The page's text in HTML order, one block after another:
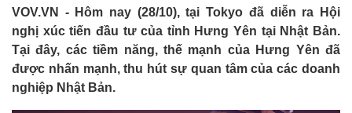
Việc làm
Biển đảo
VOV.VN - Hôm nay (28/10), tại Tokyo đã diễn ra Hội
nghị xúc tiến đầu tư của tỉnh Hưng Yên tại Nhật Bản.
Tại đây, các tiềm năng, thế mạnh của Hưng Yên đã
được nhấn mạnh, thu hút sự quan tâm của các doanh
nghiệp Nhật Bản.